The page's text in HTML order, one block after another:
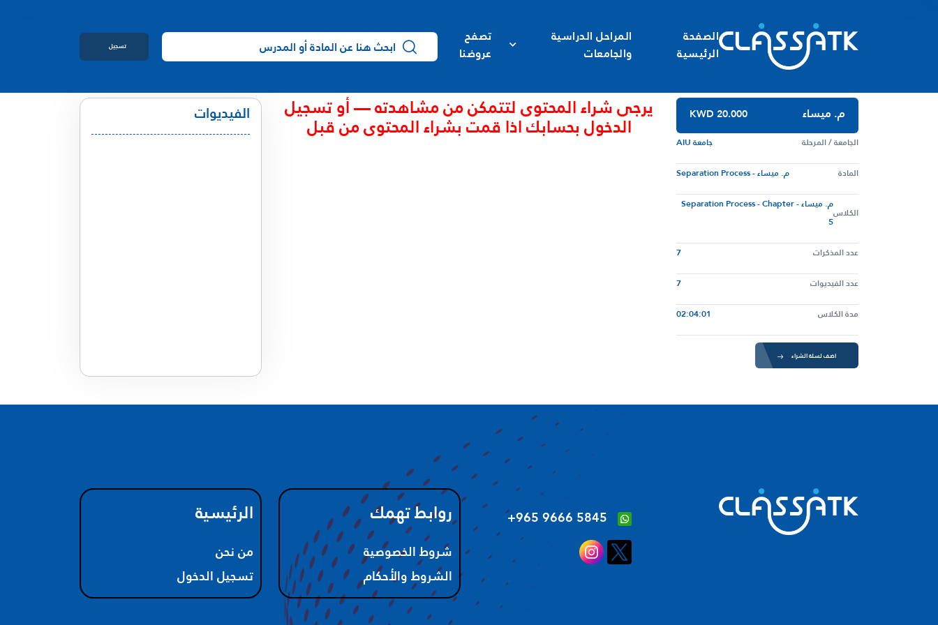
الصفحة
الرئيسية
المراحل الدراسية
والجامعات
تصفح
عروضنا
تسجيل
الدخول
م. ميساء KWD 20.000
الجامعة / المرحلة
جامعة AIU
المادة
م. ميساء - Separation Process
الكلاس
م. ميساء - Separation Process - Chapter
5
عدد المذكرات
7
عدد الفيديوات
7
مدة الكلاس
02:04:01
اضف لسلة الشراء
يرجى شراء المحتوى لتتمكن من مشاهدته — أو تسجيل
الدخول بحسابك اذا قمت بشراء المحتوى من قبل الفيديوات
‪+965 9666 5845‬ روابط تهمك
شروط الخصوصية
الشروط والأحكام
الرئيسية
من نحن
تسجيل الدخول